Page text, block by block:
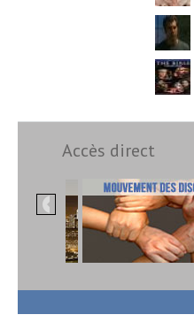
Accès direct